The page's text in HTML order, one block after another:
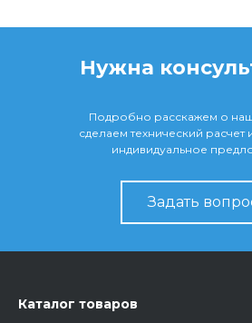
Нужна
Подробно расскажем о
сделаем технический расчет
индивидуальное
Задать
Каталог товаров